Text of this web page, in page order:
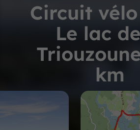
Circuit
Le lac
km